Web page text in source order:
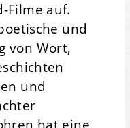
Filme auf.
und
von Wort,
und
hat eine